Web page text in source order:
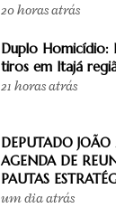
20 horas atrás
Duplo Homicídio:
tiros em Itajá
21 horas atrás
DEPUTADO
AGENDA DE
PAUTAS
um dia atrás